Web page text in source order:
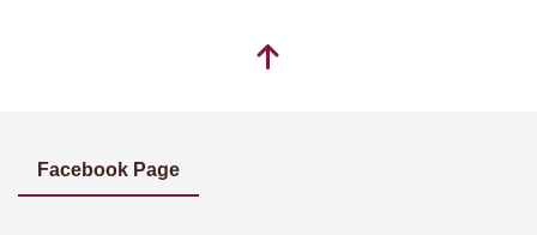
Facebook Page